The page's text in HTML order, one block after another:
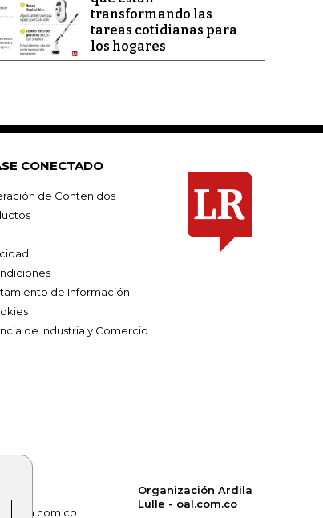
transformando las
tareas cotidianas para
los hogares
CONECTADO
de Contenidos
de Información
de Industria y Comercio
alerta.com.co
Organización Ardila
Lülle - oal.com.co